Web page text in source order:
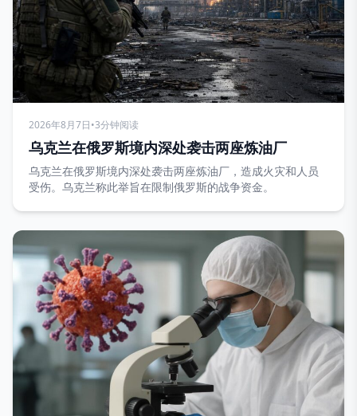
2026年8月7日•3分钟阅读
乌克兰在俄罗斯境内深处袭击两座炼油厂
乌克兰在俄罗斯境内深处袭击两座炼油厂，造成火灾和人员
受伤。乌克兰称此举旨在限制俄罗斯的战争资金。